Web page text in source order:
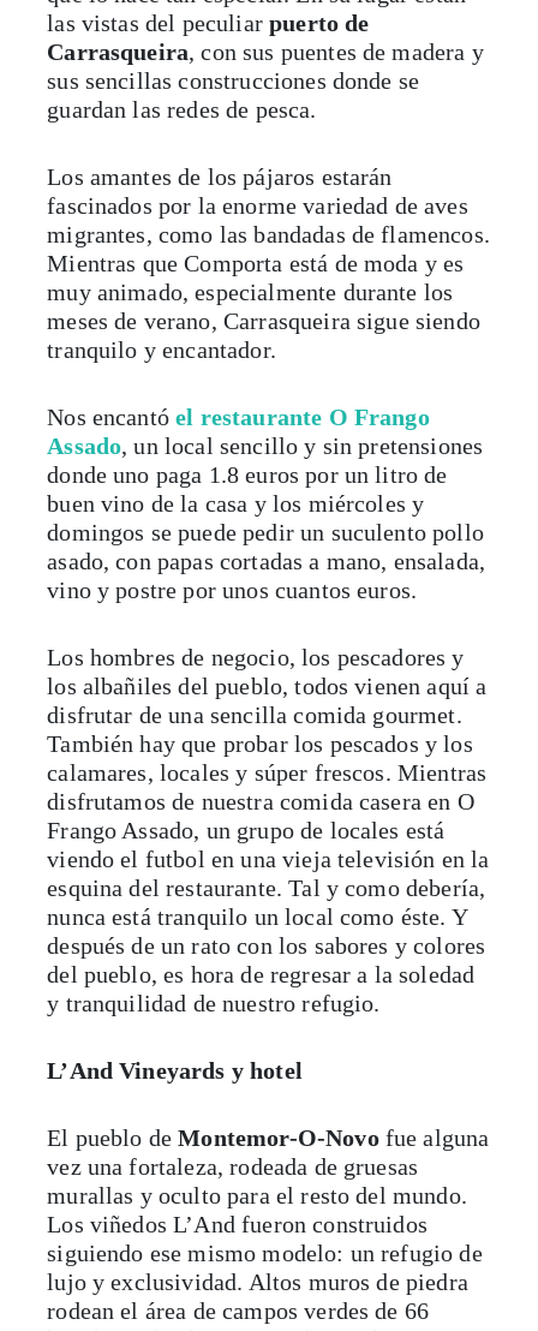
las vistas del peculiarpuerto de
Carrasqueira, con sus puentes de madera y
sus sencillas construcciones donde se
guardan las redes de pesca.
Los amantes de los pájaros estarán
fascinados por la enorme variedad de aves
migrantes, como las bandadas de flamencos.
Mientras que Comporta está de moda y es
muy animado, especialmente durante los
meses de verano, Carrasqueira sigue siendo
tranquilo y encantador.
Nos encantóel restaurante O Frango
Assado, un local sencillo y sin pretensiones
donde uno paga 1.8 euros por un litro de
buen vino de la casa y los miércoles y
domingos se puede pedir un suculento pollo
asado, con papas cortadas a mano, ensalada,
vino y postre por unos cuantos euros.
Los hombres de negocio, los pescadores y
los albañiles del pueblo, todos vienen aquí a
disfrutar de una sencilla comida gourmet.
También hay que probar los pescados y los
calamares, locales y súper frescos. Mientras
disfrutamos de nuestra comida casera en O
Frango Assado, un grupo de locales está
viendo el futbol en una vieja televisión en la
esquina del restaurante. Tal y como debería,
nunca está tranquilo un local como éste. Y
después de un rato con los sabores y colores
del pueblo, es hora de regresar a la soledad
y tranquilidad de nuestro refugio.
L’And Vineyards y hotel
El pueblo deMontemor-O-Novofue alguna
vez una fortaleza, rodeada de gruesas
murallas y oculto para el resto del mundo.
Los viñedos L’And fueron construidos
siguiendo ese mismo modelo: un refugio de
lujo y exclusividad. Altos muros de piedra
rodean el área de campos verdes de 66